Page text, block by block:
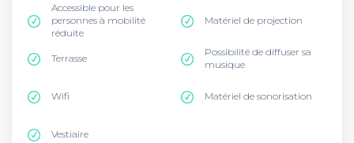
Accessible pour les
personnes à mobilité
réduite
Matériel de projection
Terrasse
Possibilité de diffuser sa
musique
Wifi Matériel de sonorisation
Vestiaire